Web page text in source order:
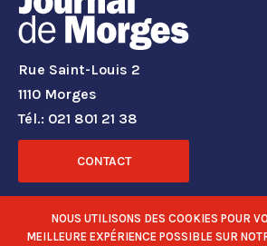
Rue Saint-Louis 2
1110 Morges
Tél.: 021 801 21 38
CONTACT
RÉSEAUX SOCIAUX
NOUS UTILISONS DES COOKIES POUR
MEILLEURE EXPÉRIENCE POSSIBLE SUR